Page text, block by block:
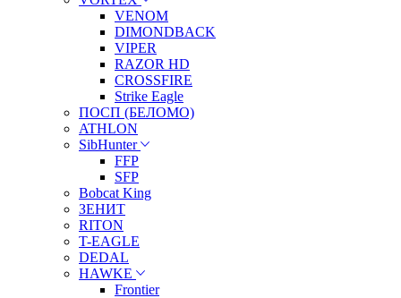
VENOM
DIMONDBACK
VIPER
RAZOR HD
CROSSFIRE
Strike Eagle
ПОСП (БЕЛОМО)
ATHLON
SibHunter
FFP
SFP
Bobcat King
ЗЕНИТ
RITON
T-EAGLE
DEDAL
HAWKE
Frontier